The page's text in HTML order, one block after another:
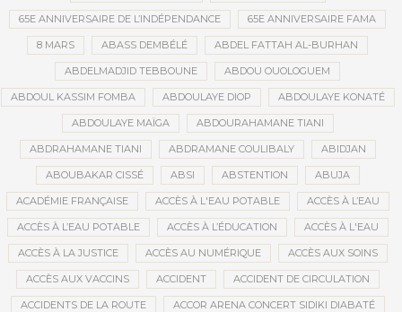
65E ANNIVERSAIRE DE L’INDÉPENDANCE 65E ANNIVERSAIRE FAMA
8 MARS ABASS DEMBÉLÉ ABDEL FATTAH AL-BURHAN
ABDELMADJID TEBBOUNE ABDOU OUOLOGUEM
ABDOUL KASSIM FOMBA ABDOULAYE DIOP ABDOULAYE KONATÉ
ABDOULAYE MAÏGA ABDOURAHAMANE TIANI
ABDRAHAMANE TIANI ABDRAMANE COULIBALY ABIDJAN
ABOUBAKAR CISSÉ ABSI ABSTENTION ABUJA
ACADÉMIE FRANÇAISE ACCÈS À L'EAU POTABLE ACCÈS À L’EAU
ACCÈS À L’EAU POTABLE ACCÈS À L’ÉDUCATION ACCÈS À L'EAU
ACCÈS À LA JUSTICE ACCÈS AU NUMÉRIQUE ACCÈS AUX SOINS
ACCÈS AUX VACCINS ACCIDENT ACCIDENT DE CIRCULATION
ACCIDENTS DE LA ROUTE ACCOR ARENA CONCERT SIDIKI DIABATÉ